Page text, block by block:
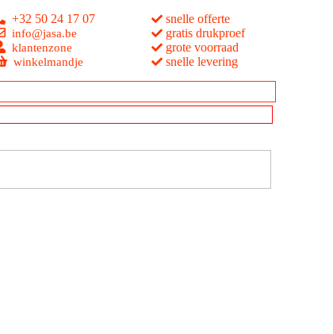
+32 50 24 17 07
info@jasa.be
klantenzone
winkelmandje
snelle offerte
gratis drukproef
grote voorraad
snelle levering